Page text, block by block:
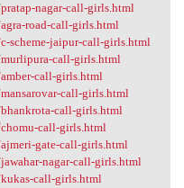
nagar-call-girls.html
road-call-girls.html
scheme-jaipur-call-girls.html
call-girls.html
call-girls.html
call-girls.html
call-girls.html
call-girls.html
gate-call-girls.html
nagar-call-girls.html
call-girls.html